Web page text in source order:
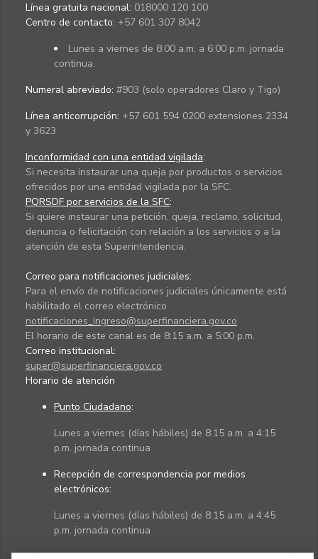
Línea gratuita nacional: 018000 120 100
Centro de contacto: +57 601 307 8042
Lunes a viernes de 8:00 a.m. a 6:00 p.m. jornada
continua.
Numeral abreviado: #903 (solo operadores Claro y Tigo)
Línea anticorrupción: +57 601 594 0200 extensiones 2334
y 3623
Inconformidad con una entidad vigilada:
Si necesita instaurar una queja por productos o servicios
ofrecidos por una entidad vigilada por la SFC.
PQRSDF por servicios de la SFC:
Si quiere instaurar una petición, queja, reclamo, solicitud,
denuncia o felicitación con relación a los servicios o a la
atención de esta Superintendencia.
Correo para notificaciones judiciales:
Para el envío de notificaciones judiciales únicamente está
habilitado el correo electrónico
notificaciones_ingreso@superfinanciera.gov.co
El horario de este canal es de 8:15 a.m. a 5:00 p.m.
Correo institucional:
super@superfinanciera.gov.co
Horario de atención
Punto Ciudadano:
Lunes a viernes (días hábiles) de 8:15 a.m. a 4:15
p.m. jornada continua
Recepción de correspondencia por medios
electrónicos:
Lunes a viernes (días hábiles) de 8:15 a.m. a 4:45
p.m. jornada continua